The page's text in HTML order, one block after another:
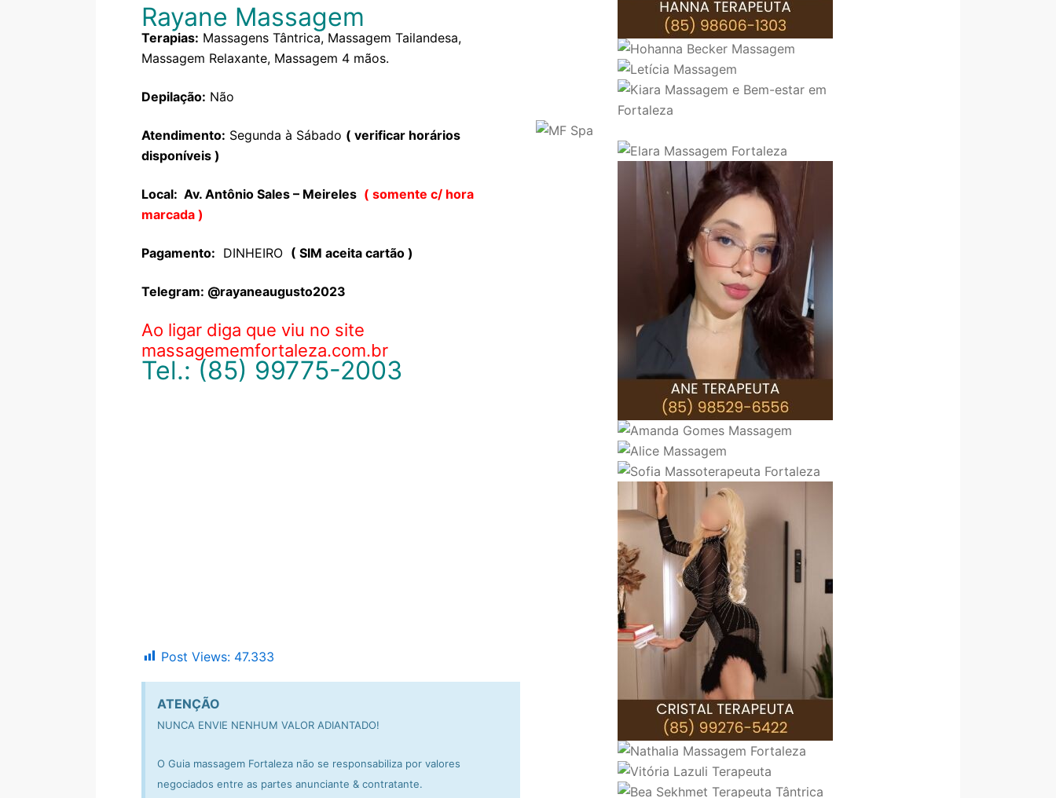
Rayane Massagem
Terapias: Massagens Tântrica, Massagem Tailandesa,
Massagem Relaxante, Massagem 4 mãos.
Depilação: Não
Atendimento: Segunda à Sábado ( verificar horários
disponíveis )
Local: Av. Antônio Sales – Meireles ( somente c/ hora
marcada )
Pagamento: DINHEIRO ( SIM aceita cartão )
Telegram: @rayaneaugusto2023
Ao ligar diga que viu no site
massagememfortaleza.com.br
Tel.: (85) 99775-2003
Post Views: 47.333
ATENÇÃO
NUNCA ENVIE NENHUM VALOR ADIANTADO!
O Guia massagem Fortaleza não se responsabiliza por valores
negociados entre as partes anunciante & contratante.